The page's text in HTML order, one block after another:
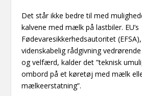
Det står ikke bedre til med
kalvene med mælk på lastbiler. EU’s
Fødevaresikkerhedsautoritet
videnskabelig rådgivning
og velfærd, kalder det ”teknisk
ombord på et køretøj med mælk
mælkeerstatning”.